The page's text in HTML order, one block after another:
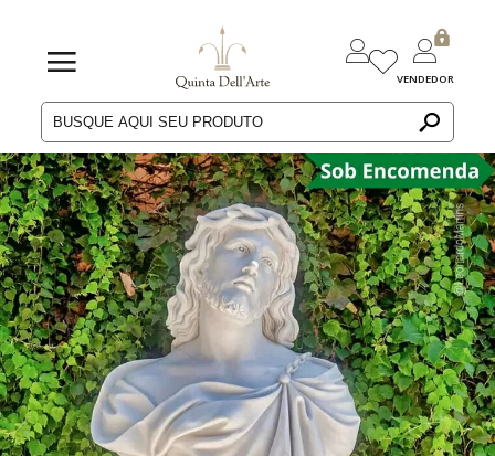
VENDEDOR